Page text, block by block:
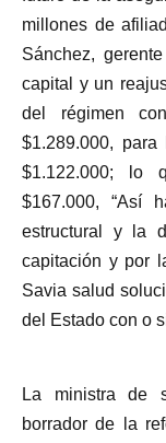
millones de
Sánchez,
capital y un
del régimen
$1.289.000,
$1.122.000; lo
$167.000, “Así
estructural y la
capitación y por
Savia salud
del Estado con o
La ministra de
borrador de la